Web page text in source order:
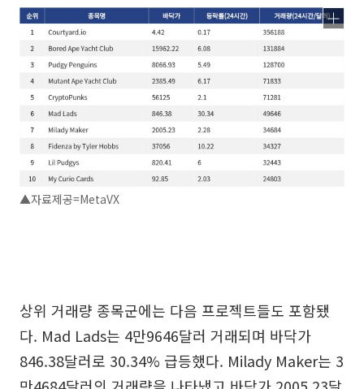
▲자료제공=MetaVX
상위 거래량 종목군에는 다음 프로젝트들도 포함됐
다. Mad Lads는 4만9646달러 거래되며 바닥가
846.38달러로 30.34% 급등했다. Milady Maker는 3